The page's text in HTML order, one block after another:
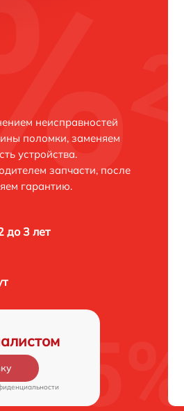
неисправностей
поломки, заменяем
устройства.
запчасти, после
гарантию.
до 3 лет